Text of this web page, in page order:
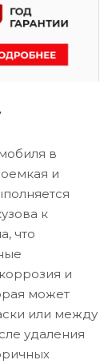
в
и
к
что
и
может
или между
удаления